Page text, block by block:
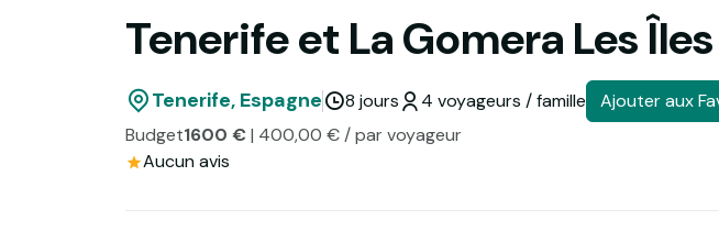
Tenerife et La Gomera Les
Tenerife, Espagne 8 jours 4 voyageurs / famille
Ajouter aux
Budget1600 €| 400,00 € / par voyageur
Aucun avis